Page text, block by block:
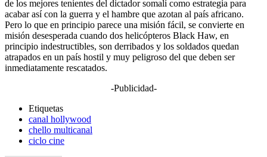
de los mejores tenientes del dictador somalí como estrategia para
acabar así con la guerra y el hambre que azotan al país africano.
Pero lo que en principio parece una misión fácil, se convierte en
misión desesperada cuando dos helicópteros Black Haw, en
principio indestructibles, son derribados y los soldados quedan
atrapados en un país hostil y muy peligroso del que deben ser
inmediatamente rescatados.
-Publicidad-
Etiquetas
canal hollywood
chello multicanal
ciclo cine